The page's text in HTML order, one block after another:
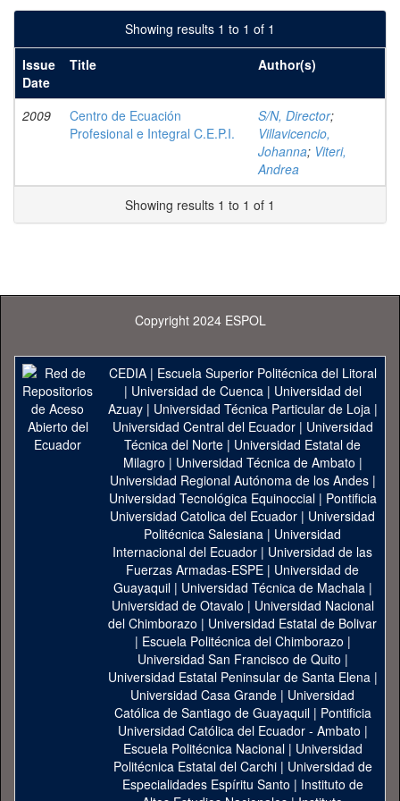
Showing results 1 to 1 of 1
Issue
Date
Title Author(s)
2009
Centro de Ecuación
Profesional e Integral C.E.P.I.
S/N, Director;
Villavicencio,
Johanna; Viteri,
Andrea
Showing results 1 to 1 of 1
Copyright 2024 ESPOL
CEDIA| Escuela Superior Politécnica del Litoral
| Universidad de Cuenca| Universidad del
Azuay| Universidad Técnica Particular de Loja|
Universidad Central del Ecuador| Universidad
Técnica del Norte | Universidad Estatal de
Milagro | Universidad Técnica de Ambato |
Universidad Regional Autónoma de los Andes|
Universidad Tecnológica Equinoccial| Pontificia
Universidad Catolica del Ecuador | Universidad
Politécnica Salesiana | Universidad
Internacional del Ecuador | Universidad de las
Fuerzas Armadas-ESPE | Universidad de
Guayaquil| Universidad Técnica de Machala|
Universidad de Otavalo | Universidad Nacional
del Chimborazo | Universidad Estatal de Bolivar
| Escuela Politécnica del Chimborazo |
Universidad San Francisco de Quito |
Universidad Estatal Peninsular de Santa Elena|
Universidad Casa Grande | Universidad
Católica de Santiago de Guayaquil| Pontificia
Universidad Católica del Ecuador - Ambato |
Escuela Politécnica Nacional| Universidad
Politécnica Estatal del Carchi| Universidad de
Especialidades Espíritu Santo | Instituto de